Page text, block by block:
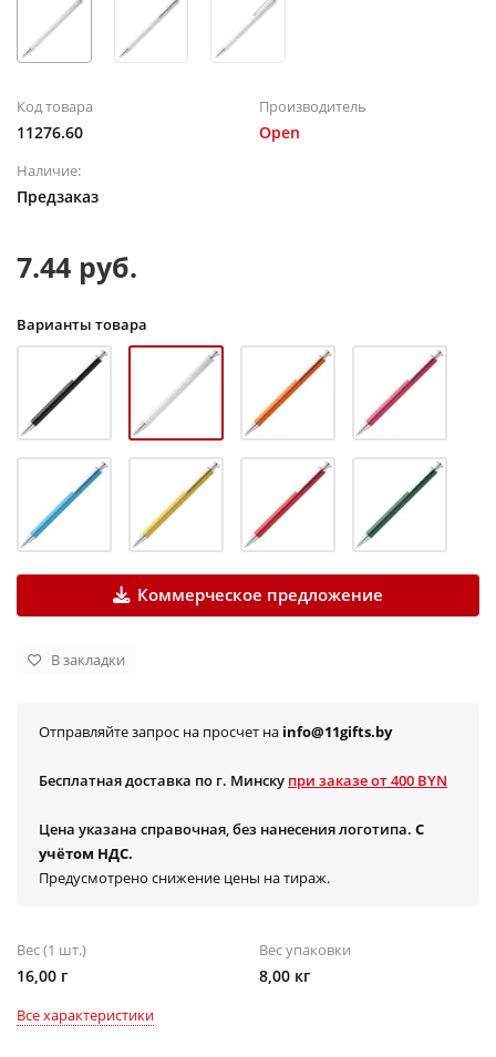
Код товара
11276.60
Производитель
Open
Наличие:
Предзаказ
7.44 руб.
Варианты товара
Коммерческое предложение
В закладки
Отправляйте запрос на просчет на info@11gifts.by
Бесплатная доставка по г. Минску при заказе от 400 BYN
Цена указана справочная, без нанесения логотипа. С
учётом НДС.
Предусмотрено снижение цены на тираж.
Вес (1 шт.)
16,00 г
Вес упаковки
8,00 кг
Все характеристики